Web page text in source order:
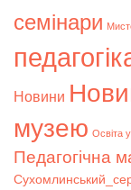
семінари
Новини
музею Освіта
Педагогічна